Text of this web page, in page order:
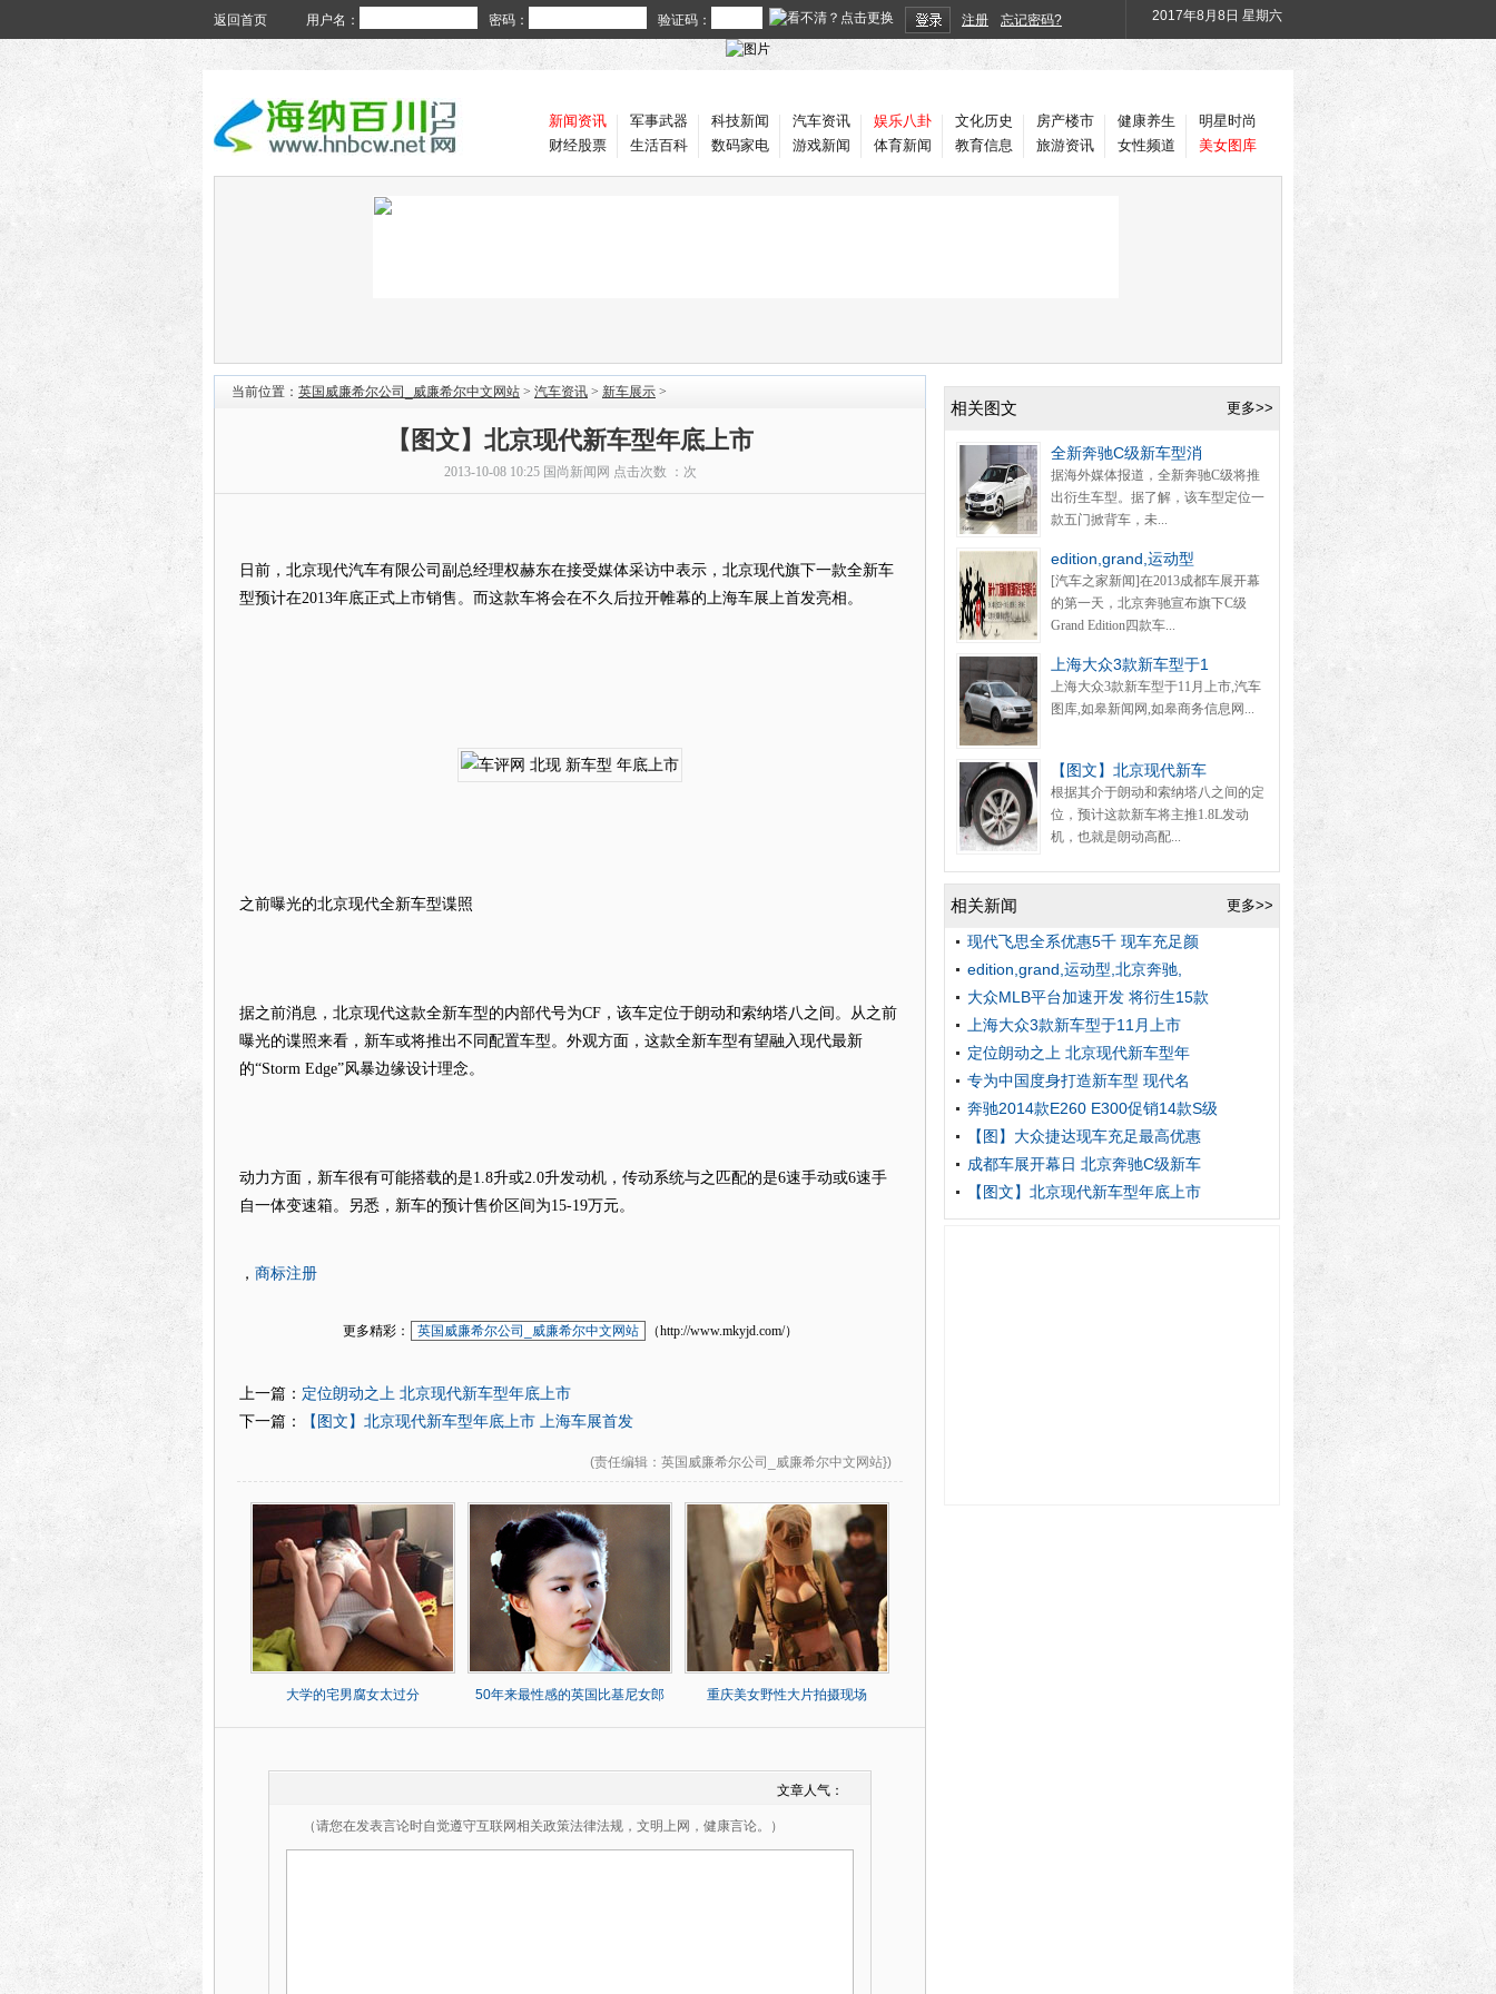
返回首页 用户名： 密码： 验证码： 注册 忘记密码? 2017年8月8日 星期六
新闻资讯
财经股票
军事武器
生活百科
科技新闻
数码家电
汽车资讯
游戏新闻
娱乐八卦
体育新闻
文化历史
教育信息
房产楼市
旅游资讯
健康养生
女性频道
明星时尚
美女图库
当前位置： 英国威廉希尔公司_威廉希尔中文网站 > 汽车资讯 > 新车展示 >
【图文】北京现代新车型年底上市
2013-10-08 10:25 国尚新闻网 点击次数 ： 次
日前，北京现代汽车有限公司副总经理权赫东在接受媒体采访中表示，北京现代旗下一款全新车
型预计在2013年底正式上市销售。而这款车将会在不久后拉开帷幕的上海车展上首发亮相。
之前曝光的北京现代全新车型谍照
据之前消息，北京现代这款全新车型的内部代号为CF，该车定位于朗动和索纳塔八之间。从之前
曝光的谍照来看，新车或将推出不同配置车型。外观方面，这款全新车型有望融入现代最新
的“Storm Edge”风暴边缘设计理念。
动力方面，新车很有可能搭载的是1.8升或2.0升发动机，传动系统与之匹配的是6速手动或6速手
自一体变速箱。另悉，新车的预计售价区间为15-19万元。
， 商标注册
更多精彩： 英国威廉希尔公司_威廉希尔中文网站 （http://www.mkyjd.com/）
上一篇： 定位朗动之上 北京现代新车型年底上市
下一篇： 【图文】北京现代新车型年底上市 上海车展首发
(责任编辑 ：英国威廉希尔公司_威廉希尔中文网站})
大学的宅男腐女太过分 50年来最性感的英国比基尼女郎 重庆美女野性大片拍摄现场
文章人气：
（请您在发表言论时自觉遵守互联网相关政策法律法规，文明上网，健康言论。）
更多>>
相关图文
全新奔驰C级新车型消
据海外媒体报道，全新奔驰C级将推
出衍生车型。据了解，该车型定位一
款五门掀背车，未...
edition,grand,运动型
[汽车之家新闻]在2013成都车展开幕
的第一天，北京奔驰宣布旗下C级
Grand Edition四款车...
上海大众3款新车型于1
上海大众3款新车型于11月上市,汽车
图库,如皋新闻网,如皋商务信息网...
【图文】北京现代新车
根据其介于朗动和索纳塔八之间的定
位，预计这款新车将主推1.8L发动
机，也就是朗动高配...
更多>>
相关新闻
现代飞思全系优惠5千 现车充足颜
edition,grand,运动型,北京奔驰,
大众MLB平台加速开发 将衍生15款
上海大众3款新车型于11月上市
定位朗动之上 北京现代新车型年
专为中国度身打造新车型 现代名
奔驰2014款E260 E300促销14款S级
【图】大众捷达现车充足最高优惠
成都车展开幕日 北京奔驰C级新车
【图文】北京现代新车型年底上市